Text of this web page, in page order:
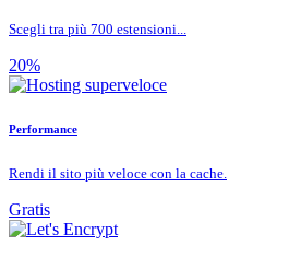
Scegli tra più 700 estensioni...
20%
Performance
Rendi il sito più veloce con la cache.
Gratis